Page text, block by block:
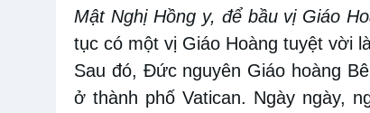
Mật Nghị Hồng y, để bầu vị Giáo
tục có một vị Giáo Hoàng tuyệt vời
Sau đó, Đức nguyên Giáo hoàng
ở thành phố Vatican. Ngày ngày,